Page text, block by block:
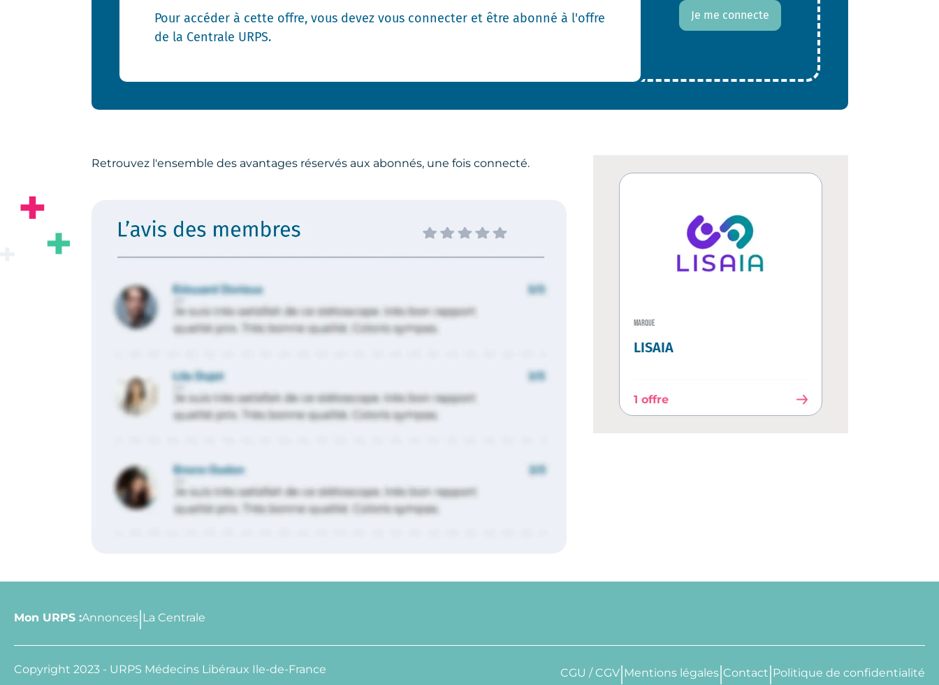
Pour accéder à cette offre, vous devez vous connecter et être abonné à l'offre
de la Centrale URPS.
Je me connecte
Retrouvez l'ensemble des avantages réservés aux abonnés, une fois connecté.
MARQUE
LISAIA
1 offre
Mon URPS :Annonces La Centrale
Copyright 2023 - URPS Médecins Libéraux Ile-de-France CGU / CGV Mentions légales Contact Politique de confidentialité